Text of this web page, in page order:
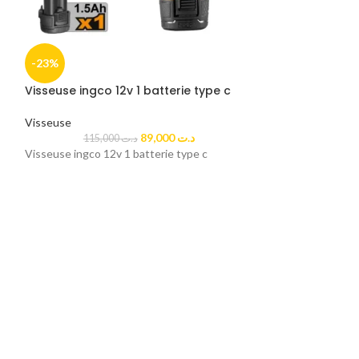
-23%
Visseuse ingco 12v 1 batterie type c
Visseuse
د.ت115,000 د.ت89,000
Visseuse ingco 12v 1 batterie type c